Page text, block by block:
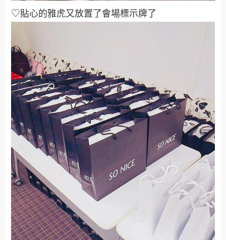
♡貼心的雅虎又放置了會場標示牌了